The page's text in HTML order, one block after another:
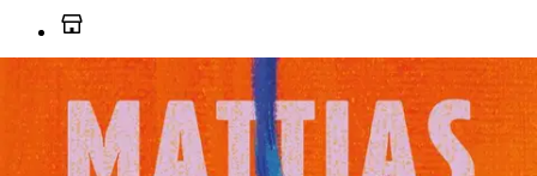
Tarkista myymäläsaatavuus